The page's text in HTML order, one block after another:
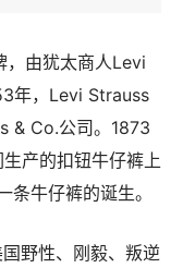
，由犹太商人Levi
年，Levi Strauss
& Co.公司。1873
产的扣钮牛仔裤上
牛仔裤的诞生。
野性、刚毅、叛逆